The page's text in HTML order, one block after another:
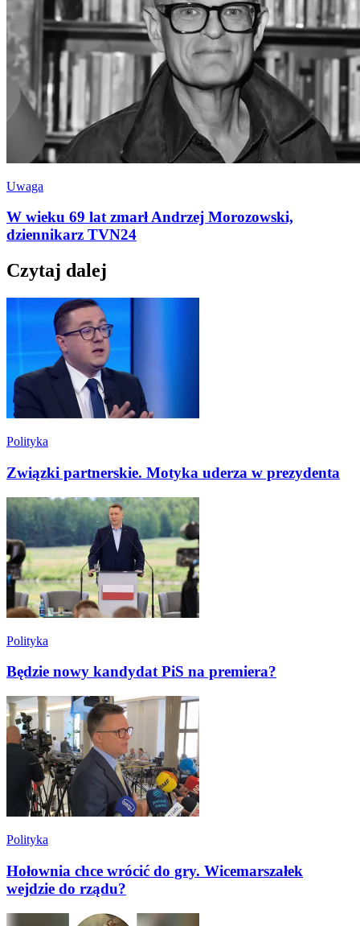
Uwaga
W wieku 69 lat zmarł Andrzej Morozowski,
dziennikarz TVN24
Czytaj dalej
Polityka
Związki partnerskie. Motyka uderza w prezydenta
Polityka
Będzie nowy kandydat PiS na premiera?
Polityka
Hołownia chce wrócić do gry. Wicemarszałek
wejdzie do rządu?